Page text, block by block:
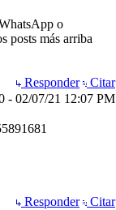
o
posts más arriba
Responder
Citar
- 02/07/21 12:07 PM
Responder
Citar